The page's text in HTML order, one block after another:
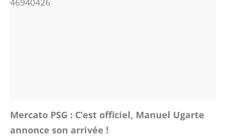
Mercato PSG : C’est officiel, Manuel Ugarte
annonce son arrivée !